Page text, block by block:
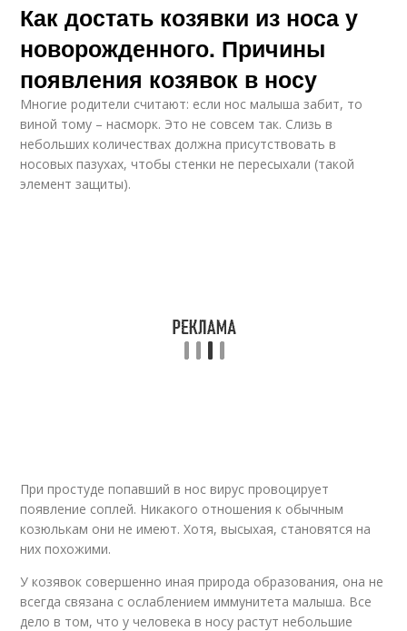
Как достать козявки из носа у
новорожденного. Причины
появления козявок в носу
Многие родители считают: если нос малыша забит, то
виной тому – насморк. Это не совсем так. Слизь в
небольших количествах должна присутствовать в
носовых пазухах, чтобы стенки не пересыхали (такой
элемент защиты).
При простуде попавший в нос вирус провоцирует
появление соплей. Никакого отношения к обычным
козюлькам они не имеют. Хотя, высыхая, становятся на
них похожими.
У козявок совершенно иная природа образования, она не
всегда связана с ослаблением иммунитета малыша. Все
дело в том, что у человека в носу растут небольшие